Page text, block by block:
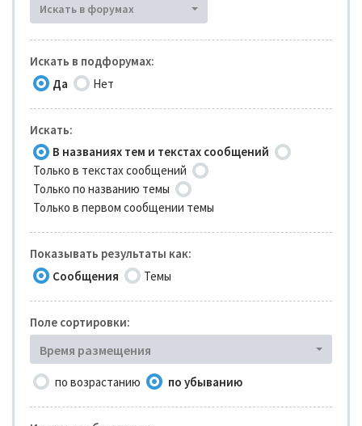
Искать в форумах
Искать в подфорумах:
Да
Нет
Искать:
В названиях тем и текстах сообщений
Только в текстах сообщений
Только по названию темы
Только в первом сообщении темы
Показывать результаты как:
Сообщения
Темы
Поле сортировки:
Время размещения
по возрастанию по убыванию